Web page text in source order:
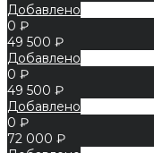
Добавлено
0 ₽
49 500 ₽
Добавлено
0 ₽
49 500 ₽
Добавлено
0 ₽
72 000 ₽